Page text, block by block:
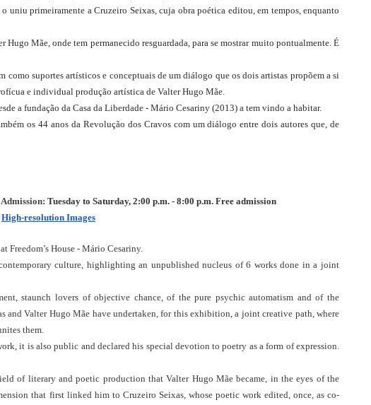
uniu primeiramente a Cruzeiro Seixas, cuja obra poética editou, em tempos, enquanto
Mãe, onde tem permanecido resguardada, para se mostrar muito pontualmente. É
como suportes artísticos e conceptuais de um diálogo que os dois artistas propõem a si
e individual produção artística de Valter Hugo Mãe.
a fundação da Casa da Liberdade - Mário Cesariny (2013) a tem vindo a habitar.
os 44 anos da Revolução dos Cravos com um diálogo entre dois autores que, de
Tuesday to Saturday, 2:00 p.m. - 8:00 p.m. Free admission
High-resolution Images
Freedom’s House - Mário Cesariny.
culture, highlighting an unpublished nucleus of 6 works done in a joint
staunch lovers of objective chance, of the pure psychic automatism and of the
Valter Hugo Mãe have undertaken, for this exhibition, a joint creative path, where
them.
it is also public and declared his special devotion to poetry as a form of expression.
of literary and poetic production that Valter Hugo Mãe became, in the eyes of the
that first linked him to Cruzeiro Seixas, whose poetic work edited, once, as co-